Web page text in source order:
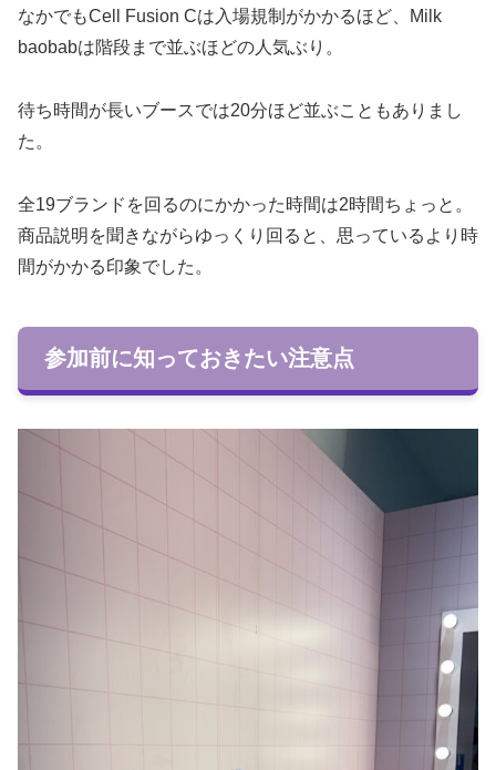
なかでもCell Fusion Cは入場規制がかかるほど、Milk
baobabは階段まで並ぶほどの人気ぶり。
待ち時間が長いブースでは20分ほど並ぶこともありまし
た。
全19ブランドを回るのにかかった時間は2時間ちょっと。
商品説明を聞きながらゆっくり回ると、思っているより時
間がかかる印象でした。
参加前に知っておきたい注意点